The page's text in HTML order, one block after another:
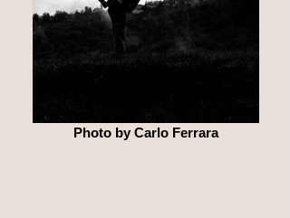
Photo by Carlo Ferrara